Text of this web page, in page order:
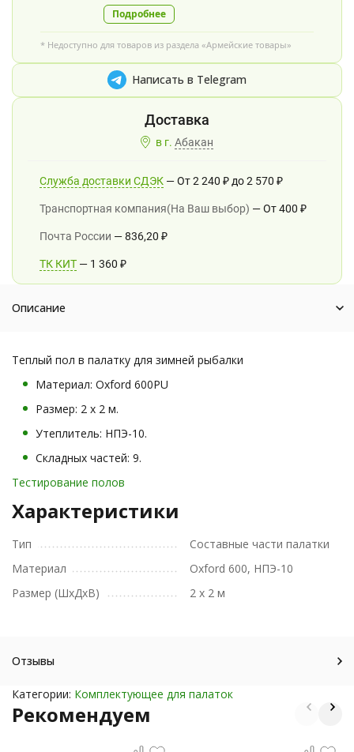
Подробнее
* Недоступно для товаров из раздела «Армейские товары»
Написать в Telegram
в г. Абакан
Служба доставки СДЭК От 2 240 ₽ до 2 570 ₽
Транспортная компания(На Ваш выбор) От 400 ₽
Почта России 836,20 ₽
ТК КИТ 1 360 ₽
Описание
Теплый пол в палатку для зимней рыбалки
Материал: Oxford 600PU
Размер: 2 х 2 м.
Утеплитель: НПЭ-10.
Складных частей: 9.
Тестирование полов
Характеристики
Тип
Составные части палатки
Материал
Oxford 600, НПЭ-10
Размер (ШxДxВ)
2 х 2 м
Отзывы
Категории: Комплектующее для палаток
Рекомендуем